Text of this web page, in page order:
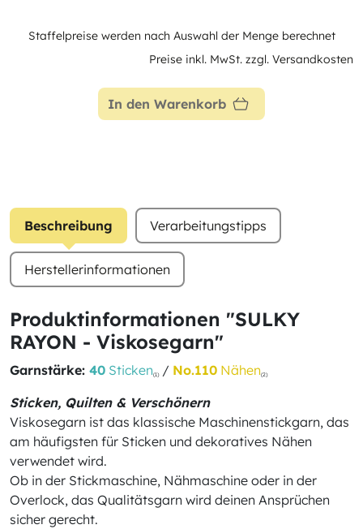
Staffelpreise werden nach Auswahl der Menge berechnet
Preise inkl. MwSt. zzgl. Versandkosten
In den Warenkorb
Beschreibung Verarbeitungstipps
Herstellerinformationen
Produktinformationen "SULKY
RAYON - Viskosegarn"
Garnstärke: 40 Sticken(1)/ No.110 Nähen(2)
Sticken, Quilten & Verschönern
Viskosegarn ist das klassische Maschinenstickgarn, das
am häufigsten für Sticken und dekoratives Nähen
verwendet wird.
Ob in der Stickmaschine, Nähmaschine oder in der
Overlock, das Qualitätsgarn wird deinen Ansprüchen
sicher gerecht.